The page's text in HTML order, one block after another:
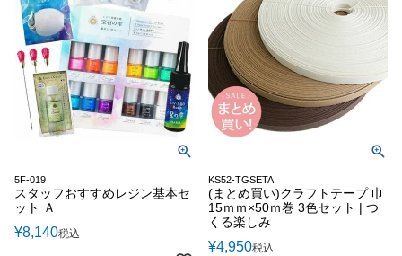
5F-019
スタッフおすすめレジン基本セ
ット Ａ
¥8,140税込
KS52-TGSETA
(まとめ買い)クラフトテープ 巾
15ｍｍ×50ｍ巻 3色セット | つ
くる楽しみ
¥4,950税込